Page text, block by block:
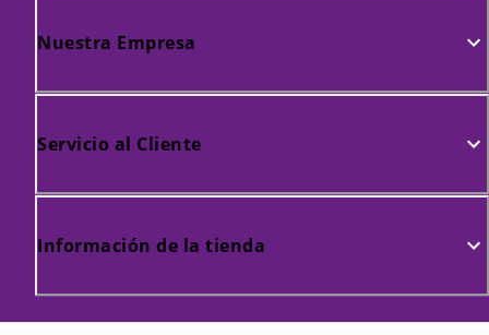
Nuestra Empresa
Servicio al Cliente
Información de la tienda